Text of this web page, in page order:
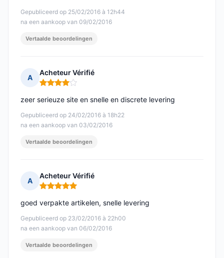
Gepubliceerd op 25/02/2016 à 12h44
na een aankoop van 09/02/2016
Vertaalde beoordelingen
A
Acheteur Vérifié
Opmerking: 4 van 5
Gepubliceerd op 24/02/2016 à 18h22
na een aankoop van 03/02/2016
zeer serieuze site en snelle en discrete levering
Vertaalde beoordelingen
A
Acheteur Vérifié
Opmerking: 5 van 5
Gepubliceerd op 23/02/2016 à 22h00
na een aankoop van 06/02/2016
goed verpakte artikelen, snelle levering
Vertaalde beoordelingen